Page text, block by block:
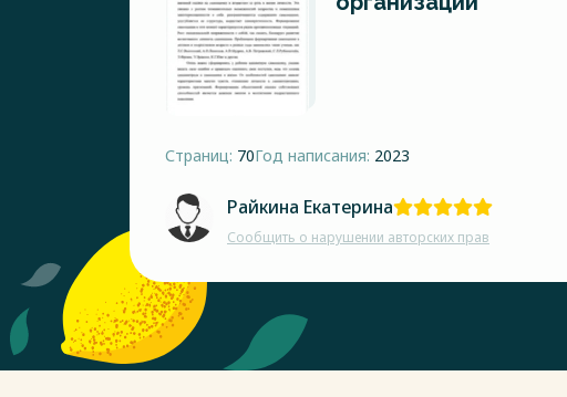
Страниц: 70Год написания: 2023
Райкина Екатерина
Сообщить о нарушении авторских прав